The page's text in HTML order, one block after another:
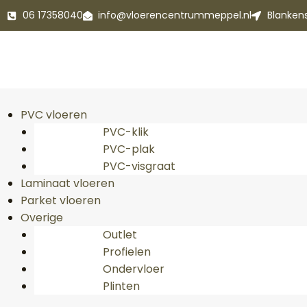
06 17358040 info@vloerencentrummeppel.nl
PVC vloeren
PVC-klik
PVC-plak
PVC-visgraat
Laminaat vloeren
Parket vloeren
Overige
Outlet
Profielen
Ondervloer
Plinten